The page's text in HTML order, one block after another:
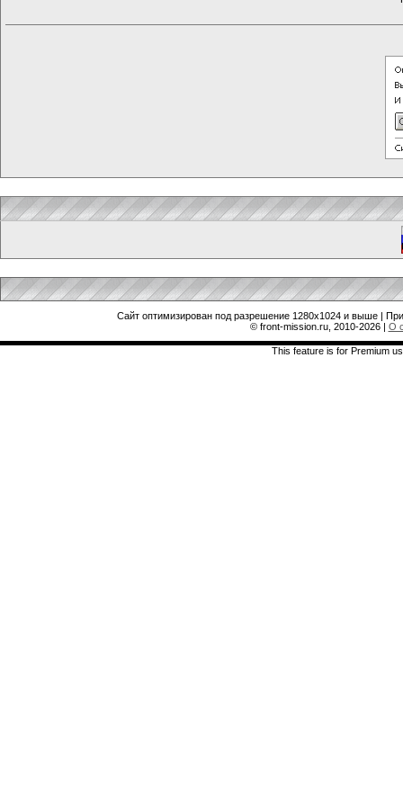
Сайт оптимизирован под разрешение 1280x1024 и выше |
© front-mission.ru, 2010-2026| О
This feature is for Premium